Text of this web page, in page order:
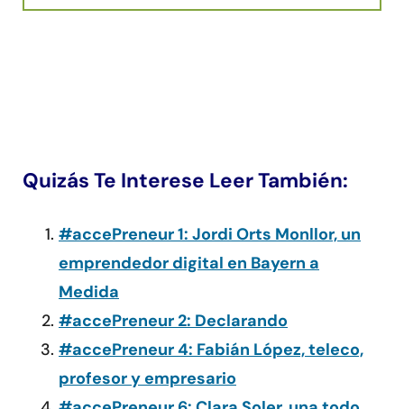
Quizás Te Interese Leer También:
#accePreneur 1: Jordi Orts Monllor, un
emprendedor digital en Bayern a
Medida
#accePreneur 2: Declarando
#accePreneur 4: Fabián López, teleco,
profesor y empresario